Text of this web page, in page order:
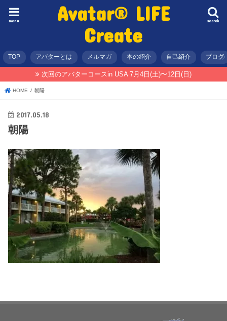
Avatar® LIFE
Create
search
menu
TOP アバターとは メルマガ 本の紹介 自己紹介 ブログ
次回のアバターコースin USA 7月4日(土)〜12日(日)
HOME 朝陽
2017.05.18
朝陽